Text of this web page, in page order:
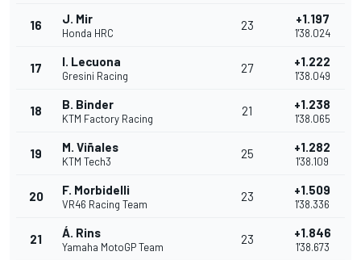
16 J. Mir
Honda HRC
23 +1.197
1'38.024
17 I. Lecuona
Gresini Racing
27 +1.222
1'38.049
18 B. Binder
KTM Factory Racing
21 +1.238
1'38.065
19 M. Viñales
KTM Tech3
25 +1.282
1'38.109
20 F. Morbidelli
VR46 Racing Team
23 +1.509
1'38.336
21 Á. Rins
Yamaha MotoGP Team
23 +1.846
1'38.673